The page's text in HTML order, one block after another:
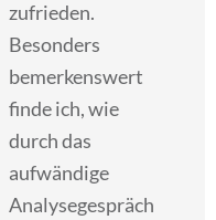
zufrieden.
Besonders
bemerkenswert
finde ich, wie
durch das
aufwändige
Analysegespräch